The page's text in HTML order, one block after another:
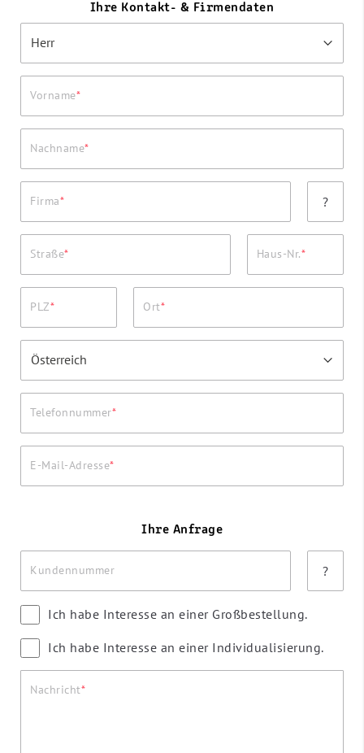
Ihre Kontakt- & Firmendaten
Vorname
Nachname
Firma ?
Straße Haus-Nr.
PLZ Ort
Telefonnummer
E-Mail-Adresse
Ihre Anfrage
Kundennummer ?
Ich habe Interesse an einer Großbestellung.
Ich habe Interesse an einer Individualisierung.
Nachricht